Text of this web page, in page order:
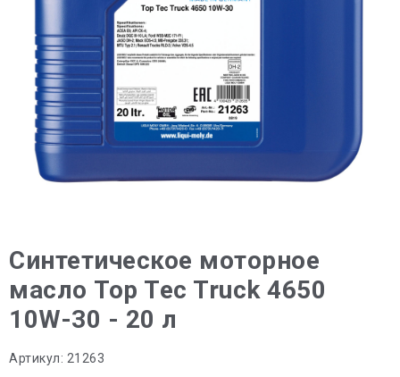
Синтетическое моторное
масло Top Tec Truck 4650
10W-30 - 20 л
Артикул: 21263